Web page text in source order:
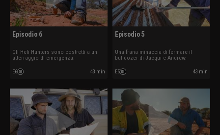
Episodio 6
Gli Heli Hunters sono costretti a un
atterraggio di emergenza.
E6 43 min
Episodio 5
Una frana minaccia di fermare il
bulldozer di Jacqui e Andrew.
E5 43 min